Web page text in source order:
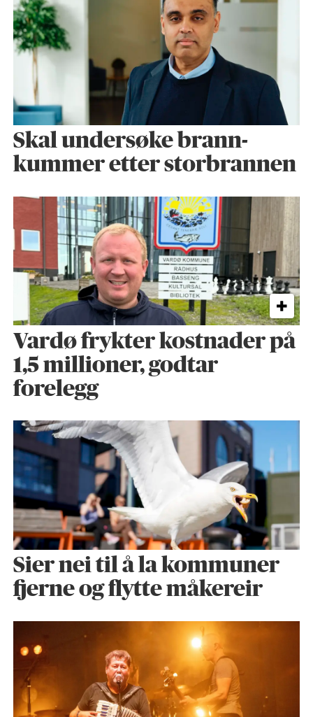
Skal undersøke brann­
kummer etter storbrannen
Vardø frykter kostnader på
1,5 millioner, godtar
forelegg
Sier nei til å la kommuner
fjerne og flytte måkereir